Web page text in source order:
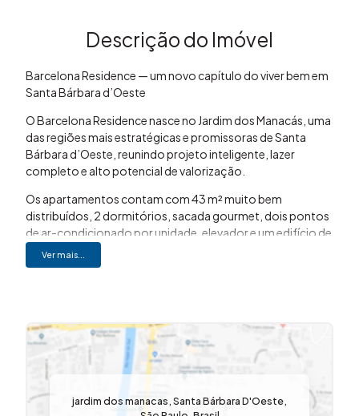
Descrição do Imóvel
Barcelona Residence — um novo capítulo do viver bem em
Santa Bárbara d’Oeste
O Barcelona Residence nasce no Jardim dos Manacás, uma
das regiões mais estratégicas e promissoras de Santa
Bárbara d’Oeste, reunindo projeto inteligente, lazer
completo e alto potencial de valorização.
Os apartamentos contam com 43 m² muito bem
distribuídos, 2 dormitórios, sacada gourmet, dois pontos
de ar-condicionado por unidade, elevador e um edifício de
8 pavimentos, pensado para oferecer conforto,
praticidade e uma rotina mais fluida. Para quem busca algo
O grande diferencial está no conceito de condomínio
clube entregue completo, equipado e pronto para uso.
Aqui, o lazer não é promessa — é realidade desde o
primeiro dia.
Piscina adulto e infantil, salão de festas, quiosque gourmet
Ver mais...
jardim dos manacas,Santa Bárbara D'Oeste,